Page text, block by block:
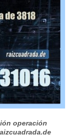
operación